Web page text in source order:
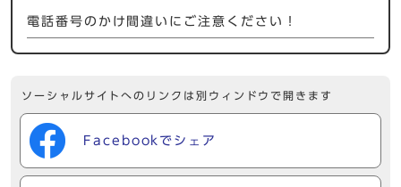
電話番号のかけ間違いにご注意ください！
ソーシャルサイトへのリンクは別ウィンドウで開きます
Facebookでシェア